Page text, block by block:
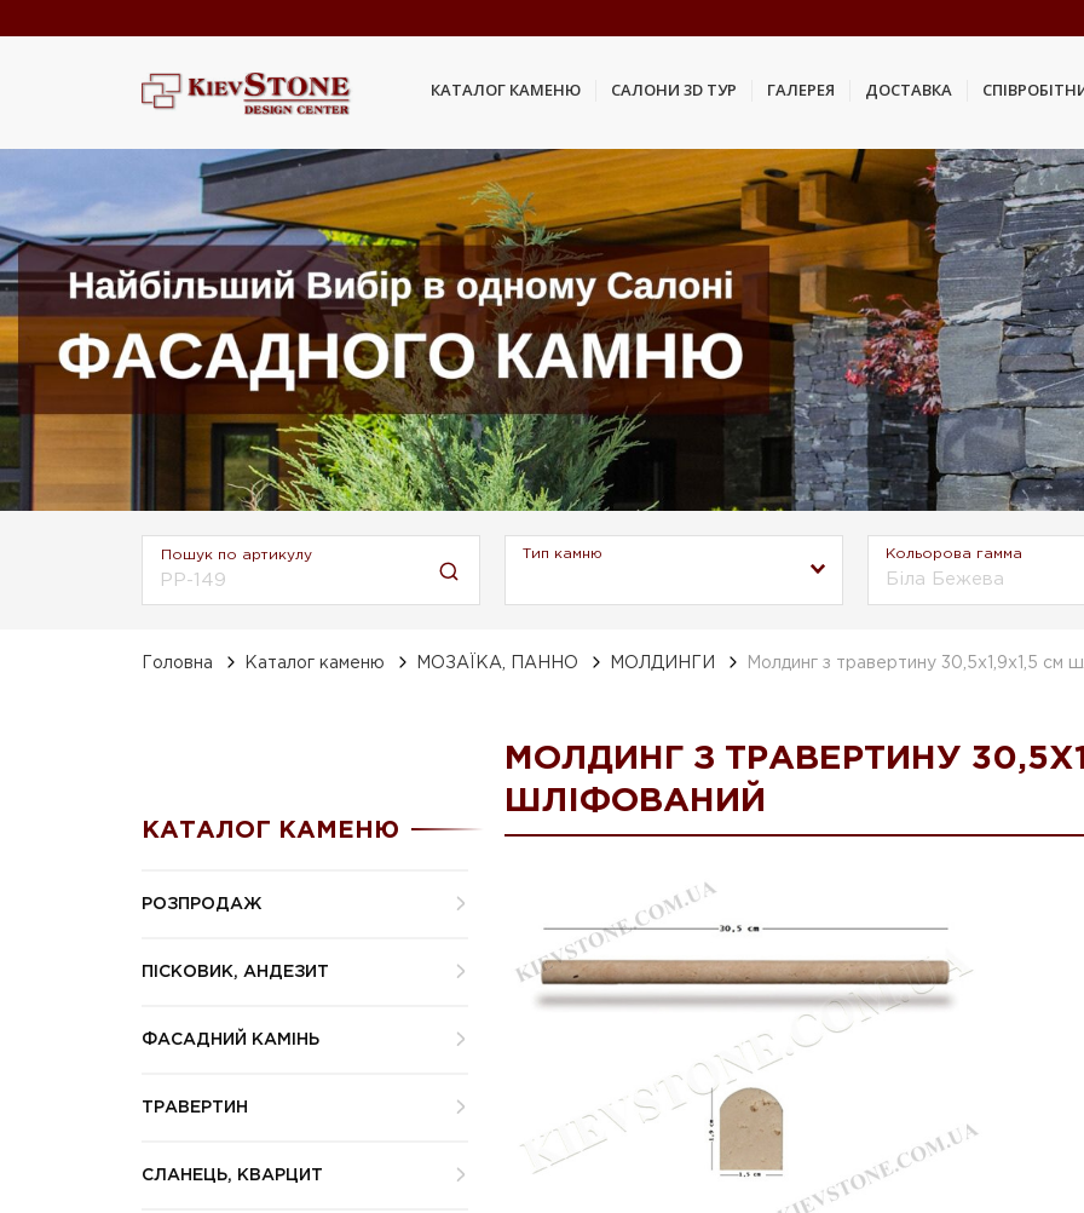
КАТАЛОГ КАМЕНЮ САЛОНИ 3D ТУР ГАЛЕРЕЯ ДОСТАВКА
Пошук по артикулу Тип камню Кольорова гамма
Біла Бежева
Головна Каталог каменю МОЗАЇКА, ПАННО МОЛДИНГИ Молдинг з травертину 30,5x1,9x1,5 см
КАТАЛОГ КАМЕНЮ
РОЗПРОДАЖ
ПІСКОВИК, АНДЕЗИТ
ФАСАДНИЙ КАМІНЬ
ТРАВЕРТИН
СЛАНЕЦЬ, КВАРЦИТ
МОЛДИНГ З ТРАВЕРТИНУ
ШЛІФОВАНИЙ